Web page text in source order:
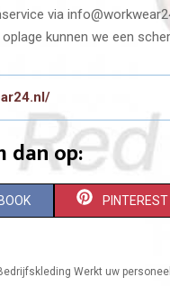
via
kunnen we een
dan op:
S
PINTEREST
Werkt uw